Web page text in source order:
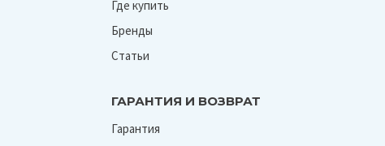
Где купить
Бренды
Статьи
ГАРАНТИЯ И ВОЗВРАТ
Гарантия